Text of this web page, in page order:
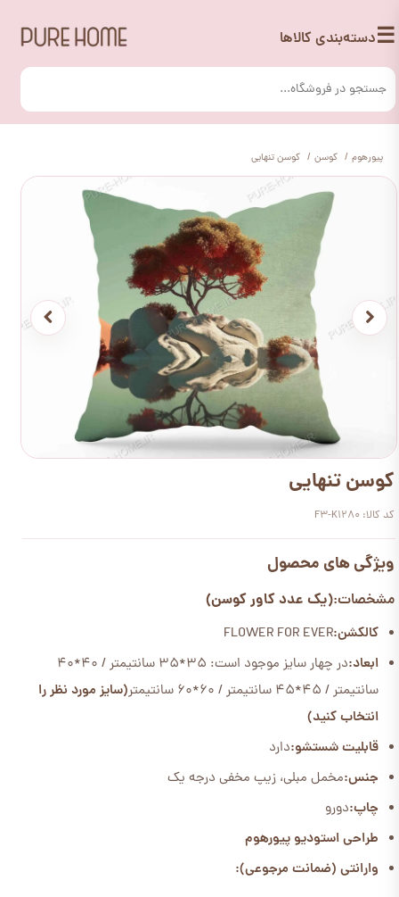
☰دسته‌بندی کالاها
پیورهوم کوسن کوسن تنهایی
کوسن تنهایی
کد کالا: F3-K1280
ویژگی های محصول
مشخصات:(یک عدد کاور کوسن)
کالکشن:FLOWER FOR EVER
ابعاد:
در چهار سایز موجود است: 35*35 سانتیمتر / 40*40
سانتیمتر / 45*45 سانتیمتر / 60*60 سانتیمتر
(سایز مورد نظر را
انتخاب کنید)
قابلیت شستشو:دارد
جنس:مخمل مبلی، زیپ مخفی درجه یک
چاپ:دورو
طراحی استودیو پیورهوم
وارانتی (ضمانت مرجوعی):